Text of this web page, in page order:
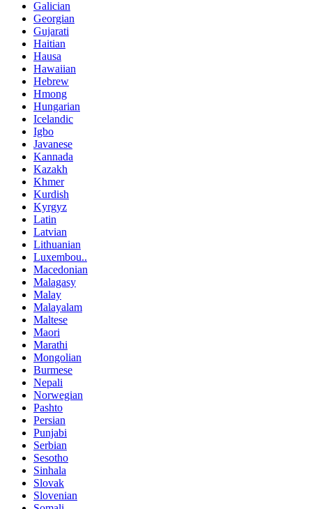
Galician
Georgian
Gujarati
Haitian
Hausa
Hawaiian
Hebrew
Hmong
Hungarian
Icelandic
Igbo
Javanese
Kannada
Kazakh
Khmer
Kurdish
Kyrgyz
Latin
Latvian
Lithuanian
Luxembou..
Macedonian
Malagasy
Malay
Malayalam
Maltese
Maori
Marathi
Mongolian
Burmese
Nepali
Norwegian
Pashto
Persian
Punjabi
Serbian
Sesotho
Sinhala
Slovak
Slovenian